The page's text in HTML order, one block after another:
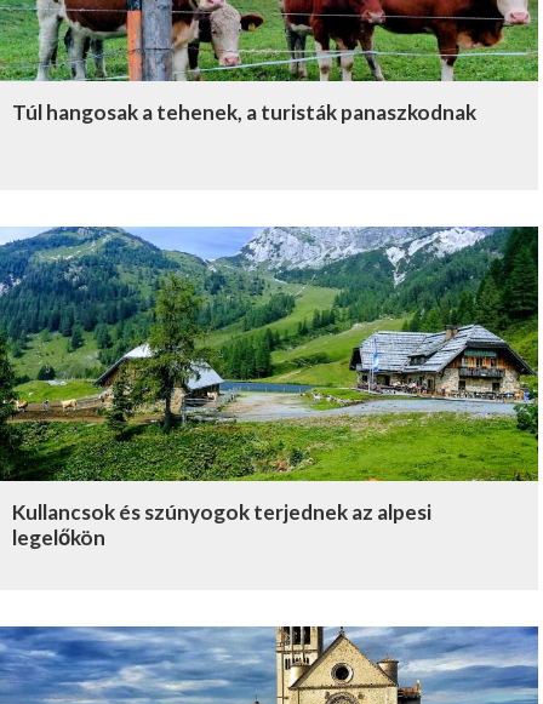
Túl hangosak a tehenek, a turisták panaszkodnak
Kullancsok és szúnyogok terjednek az alpesi
legelőkön